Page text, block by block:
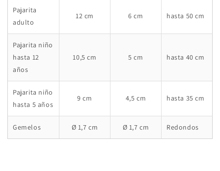
Pajarita
adulto
12 cm 6 cm hasta 50 cm
Pajarita niño
hasta 12
años
10,5 cm 5 cm hasta 40 cm
Pajarita niño
hasta 5 años
9 cm 4,5 cm hasta 35 cm
Gemelos Ø 1,7 cm Ø 1,7 cm Redondos